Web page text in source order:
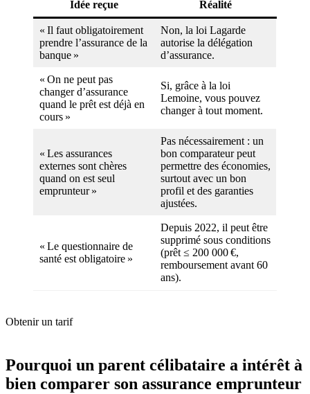
Idée reçue
Réalité
« Il faut obligatoirement
prendre l’assurance de la
banque »
Non, la loi Lagarde
autorise la délégation
d’assurance.
« On ne peut pas
changer d’assurance
quand le prêt est déjà en
cours »
Si, grâce à la loi
Lemoine, vous pouvez
changer à tout moment.
« Les assurances
externes sont chères
quand on est seul
emprunteur »
Pas nécessairement : un
bon comparateur peut
permettre des économies,
surtout avec un bon
profil et des garanties
ajustées.
« Le questionnaire de
santé est obligatoire »
Depuis 2022, il peut être
supprimé sous conditions
(prêt ≤ 200 000 €,
remboursement avant 60
ans).
Obtenir un tarif
Pourquoi un parent célibataire a intérêt à
bien comparer son assurance emprunteur